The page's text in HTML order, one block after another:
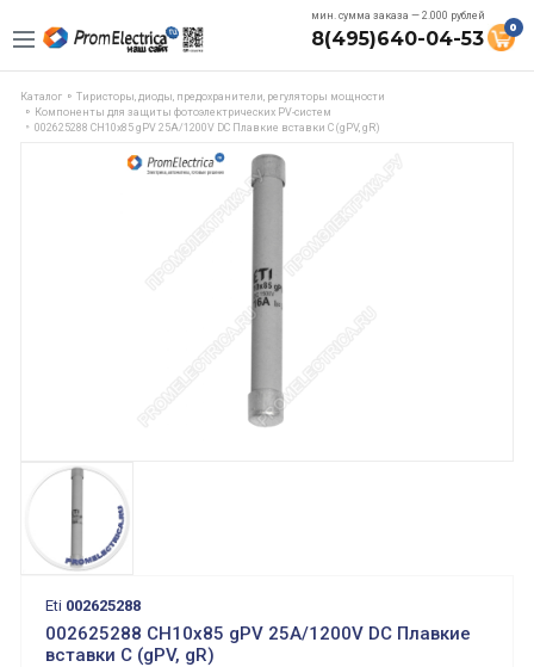
мин. сумма заказа — 2.000 рублей
8(495)640-04-53 0
Каталог
Тиристоры, диоды, предохранители, регуляторы мощности
Компоненты для защиты фотоэлектрических PV-систем
002625288 CH10x85 gPV 25A/1200V DC Плавкие вставки C (gPV, gR)
Eti 002625288
002625288 CH10x85 gPV 25A/1200V DC Плавкие
вставки C (gPV, gR)